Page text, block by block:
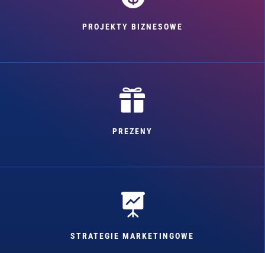
PROJEKTY BIZNESOWE

PREZENY

STRATEGIE MARKETINGOWE